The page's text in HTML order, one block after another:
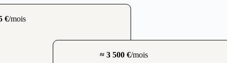
€/mois
≈ 3 500 €/mois